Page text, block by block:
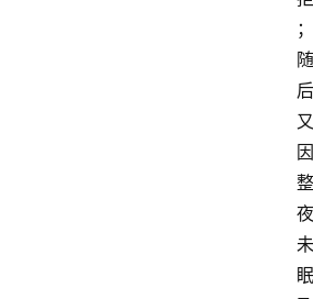
；
随
后
又
因
整
夜
未
眠